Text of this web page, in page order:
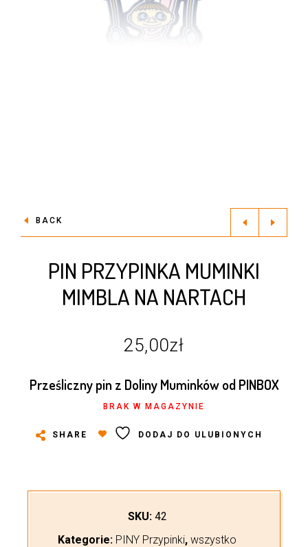
BACK
PIN PRZYPINKA MUMINKI
MIMBLA NA NARTACH
25,00zł
Prześliczny pin z Doliny Muminków od PINBOX
BRAK W MAGAZYNIE
SHARE DODAJ DO ULUBIONYCH
SKU: 42
Kategorie: PINY Przypinki, wszystko